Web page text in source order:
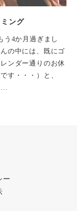
ング
う4か月過ぎまし
の中には、既にゴ
ンダー通りのお休
す・・・）と、
ー